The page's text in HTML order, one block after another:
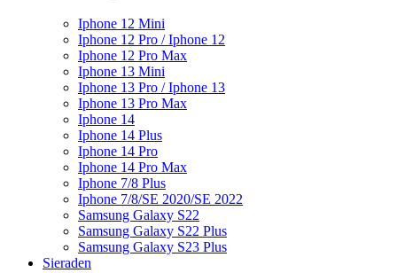
Iphone 12 Mini
Iphone 12 Pro / Iphone 12
Iphone 12 Pro Max
Iphone 13 Mini
Iphone 13 Pro / Iphone 13
Iphone 13 Pro Max
Iphone 14
Iphone 14 Plus
Iphone 14 Pro
Iphone 14 Pro Max
Iphone 7/8 Plus
Iphone 7/8/SE 2020/SE 2022
Samsung Galaxy S22
Samsung Galaxy S22 Plus
Samsung Galaxy S23 Plus
Sieraden